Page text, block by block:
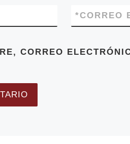
CORREO
*
CORREO